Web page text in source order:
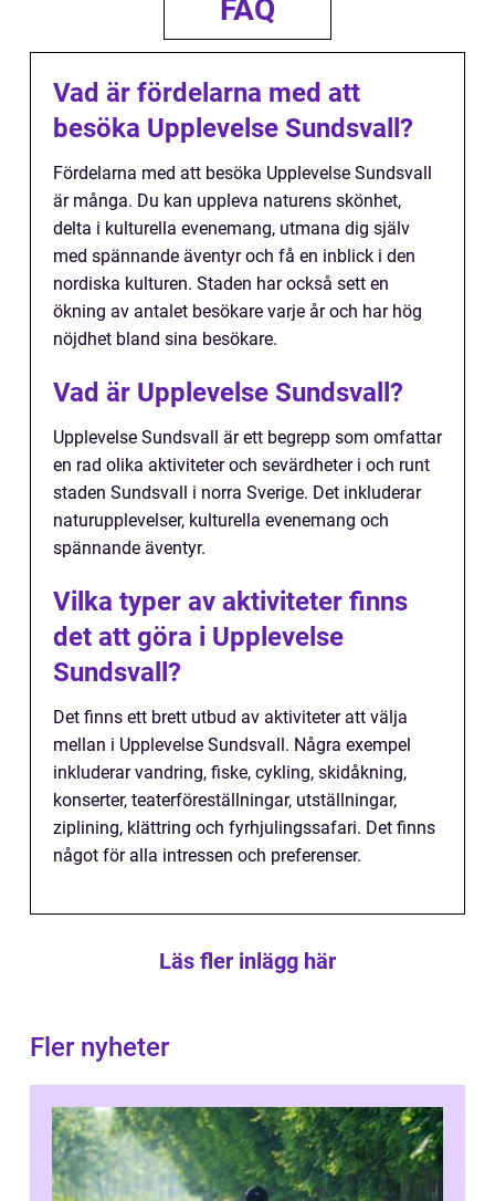
FAQ
Vad är fördelarna med att
besöka Upplevelse Sundsvall?
Fördelarna med att besöka Upplevelse Sundsvall
är många. Du kan uppleva naturens skönhet,
delta i kulturella evenemang, utmana dig själv
med spännande äventyr och få en inblick i den
nordiska kulturen. Staden har också sett en
ökning av antalet besökare varje år och har hög
nöjdhet bland sina besökare.
Vad är Upplevelse Sundsvall?
Upplevelse Sundsvall är ett begrepp som omfattar
en rad olika aktiviteter och sevärdheter i och runt
staden Sundsvall i norra Sverige. Det inkluderar
naturupplevelser, kulturella evenemang och
spännande äventyr.
Vilka typer av aktiviteter finns
det att göra i Upplevelse
Sundsvall?
Det finns ett brett utbud av aktiviteter att välja
mellan i Upplevelse Sundsvall. Några exempel
inkluderar vandring, fiske, cykling, skidåkning,
konserter, teaterföreställningar, utställningar,
ziplining, klättring och fyrhjulingssafari. Det finns
något för alla intressen och preferenser.
Läs fler inlägg här
Fler nyheter